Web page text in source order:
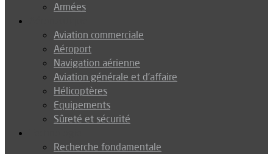
Armées
Aviation commerciale
Aéroport
Navigation aérienne
Aviation générale et d’affaire
Hélicoptères
Equipements
Sûreté et sécurité
Recherche fondamentale